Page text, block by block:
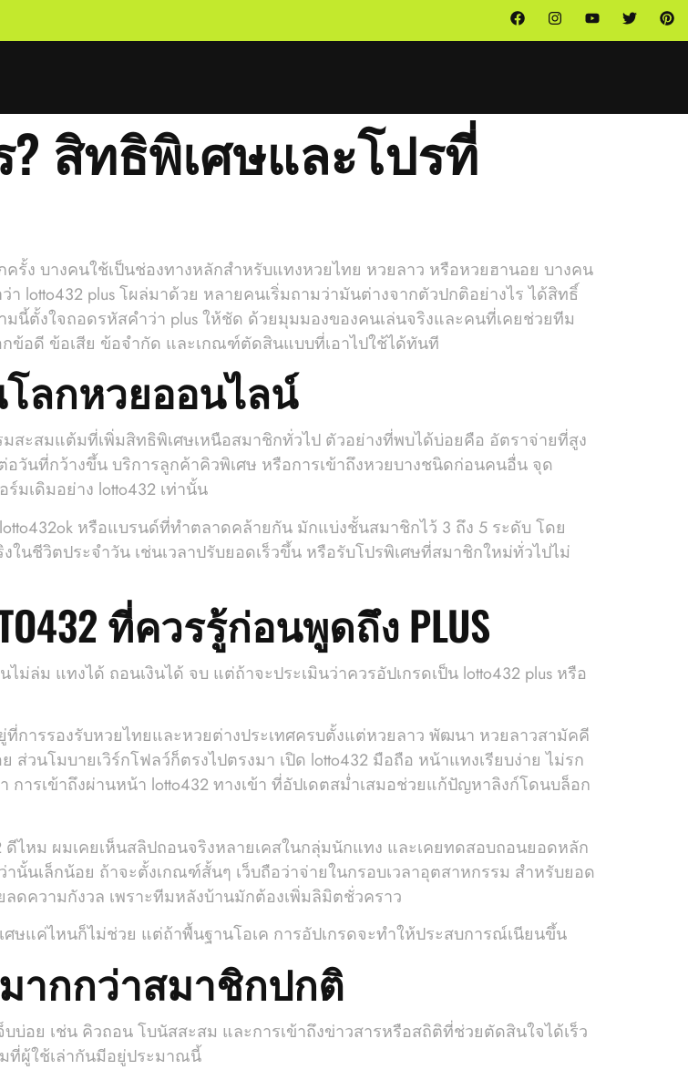
? สิทธิพิเศษและโปรที่
รั้ง บางคนใช้เป็นช่องทางหลักสำหรับแทงหวยไทย หวยลาว หรือหวยฮานอย บางคน
า lotto432 plus โผล่มาด้วย หลายคนเริ่มถามว่ามันต่างจากตัวปกติอย่างไร ได้สิทธิ์
นี้ตั้งใจถอดรหัสคำว่า plus ให้ชัด ด้วยมุมมองของคนเล่นจริงและคนที่เคยช่วยทีม
ข้อดี ข้อเสีย ข้อจำกัด และเกณฑ์ตัดสินแบบที่เอาไปใช้ได้ทันที
โลกหวยออนไลน์
สะสมแต้มที่เพิ่มสิทธิพิเศษเหนือสมาชิกทั่วไป ตัวอย่างที่พบได้บ่อยคือ อัตราจ่ายที่สูง
วันที่กว้างขึ้น บริการลูกค้าคิวพิเศษ หรือการเข้าถึงหวยบางชนิดก่อนคนอื่น จุด
เดิมอย่าง lotto432 เท่านั้น
หรือแบรนด์ที่ทำตลาดคล้ายกัน มักแบ่งชั้นสมาชิกไว้ 3 ถึง 5 ระดับ โดย
นชีวิตประจำวัน เช่นเวลาปรับยอดเร็วขึ้น หรือรับโปรพิเศษที่สมาชิกใหม่ทั่วไปไม่
ที่ควรรู้ก่อนพูดถึง PLUS
ล่ม แทงได้ ถอนเงินได้ จบ แต่ถ้าจะประเมินว่าควรอัปเกรดเป็น lotto432 plus หรือ
การรองรับหวยไทยและหวยต่างประเทศครบตั้งแต่หวยลาว พัฒนา หวยลาวสามัคคี
นโมบายเวิร์กโฟลว์ก็ตรงไปตรงมา เปิด lotto432 มือถือ หน้าแทงเรียบง่าย ไม่รก
การเข้าถึงผ่านหน้า lotto432 ทางเข้า ที่อัปเดตสม่ำเสมอช่วยแก้ปัญหาลิงก์โดนบล็อก
ไหม ผมเคยเห็นสลิปถอนจริงหลายเคสในกลุ่มนักแทง และเคยทดสอบถอนยอดหลัก
นเล็กน้อย ถ้าจะตั้งเกณฑ์สั้นๆ เว็บถือว่าจ่ายในกรอบเวลาอุตสาหกรรม สำหรับยอด
ความกังวล เพราะทีมหลังบ้านมักต้องเพิ่มลิมิตชั่วคราว
ษแค่ไหนก็ไม่ช่วย แต่ถ้าพื้นฐานโอเค การอัปเกรดจะทำให้ประสบการณ์เนียนขึ้น
ด้มากกว่าสมาชิกปกติ
อย เช่น คิวถอน โบนัสสะสม และการเข้าถึงข่าวสารหรือสถิติที่ช่วยตัดสินใจได้เร็ว
ที่ผู้ใช้เล่ากันมีอยู่ประมาณนี้